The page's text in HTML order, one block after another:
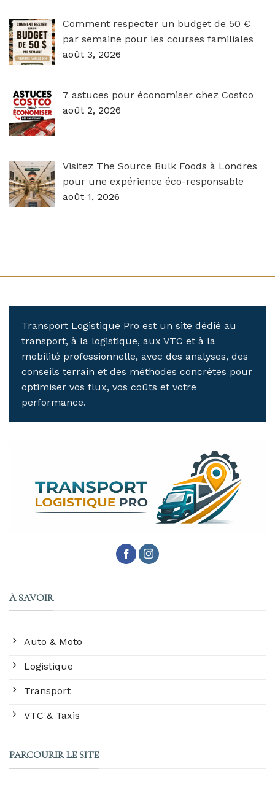
Comment respecter un budget de 50 €
par semaine pour les courses familiales
août 3, 2026
7 astuces pour économiser chez Costco
août 2, 2026
Visitez The Source Bulk Foods à Londres
pour une expérience éco-responsable
août 1, 2026
Transport Logistique Pro est un site dédié au
transport, à la logistique, aux VTC et à la
mobilité professionnelle, avec des analyses, des
conseils terrain et des méthodes concrètes pour
optimiser vos flux, vos coûts et votre
performance.
À SAVOIR
Auto & Moto
Logistique
Transport
VTC & Taxis
PARCOURIR LE SITE